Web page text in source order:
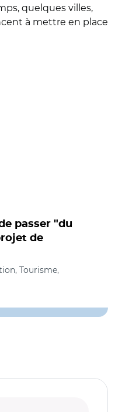
quelques villes,
à mettre en place
passer "du
de
Tourisme,